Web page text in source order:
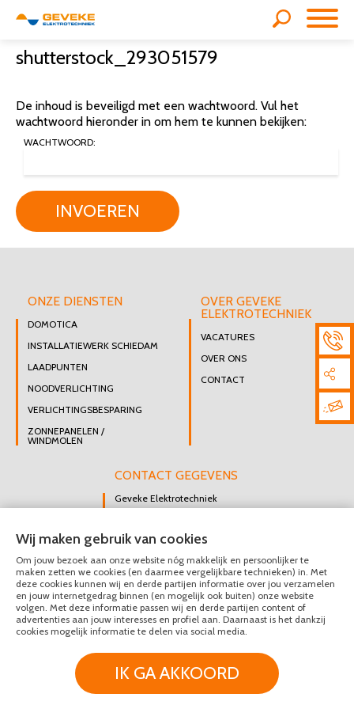
shutterstock_293051579
De inhoud is beveiligd met een wachtwoord. Vul het
wachtwoord hieronder in om hem te kunnen bekijken:
WACHTWOORD:
INVOEREN
ONZE DIENSTEN
DOMOTICA
INSTALLATIEWERK SCHIEDAM
LAADPUNTEN
NOODVERLICHTING
VERLICHTINGSBESPARING
ZONNEPANELEN /
WINDMOLEN
OVER GEVEKE
ELEKTROTECHNIEK
VACATURES
OVER ONS
CONTACT
CONTACT GEGEVENS
Geveke Elektrotechniek
3112 GK Schiedam
DIRECT CONTACT
OPNEMEN
010 426 8447
MAIL ONS
© Geveke Elektrotechniek 2020 - 2026
Algemene Voorwaarden
Wij maken gebruik van cookies
Om jouw bezoek aan onze website nóg makkelijk en persoonlijker te
maken zetten we cookies (en daarmee vergelijkbare technieken) in. Met
deze cookies kunnen wij en derde partijen informatie over jou verzamelen
en jouw internetgedrag binnen (en mogelijk ook buiten) onze website
volgen. Met deze informatie passen wij en derde partijen content of
advertenties aan jouw interesses en profiel aan. Daarnaast is het dankzij
cookies mogelijk informatie te delen via social media.
IK GA AKKOORD